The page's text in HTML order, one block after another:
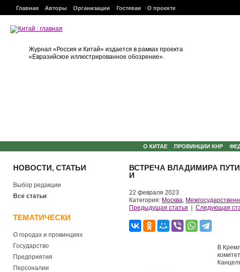
Главная Авторы Организации Гостевая О проекте
Журнал «Россия и Китай» издается в рамках проекта
«Евразийское иллюстрированное обозрение».
О КИТАЕ ПРОВИНЦИИ КНР
НОВОСТИ, СТАТЬИ
Выбор редакции
Все статьи
ТЕМАТИЧЕСКИ
О городах и провинциях
Государство
Предприятия
Персоналии
ВСТРЕЧА ВЛАДИМИРА
И
22 февраля 2023
Категория: Москва,
Предыдущая статья
Следующая
В